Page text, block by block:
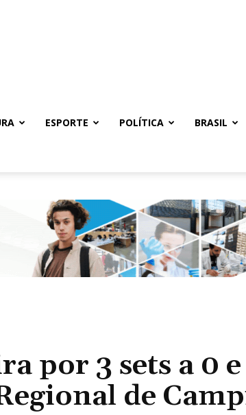
ESPORTE POLÍTICA BRASIL
por 3 sets a 0 e
de